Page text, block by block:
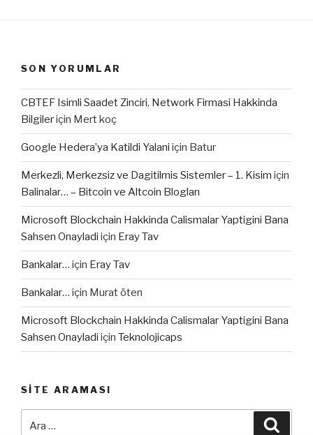
SON YORUMLAR
CBTEF Isimli Saadet Zinciri, Network Firmasi Hakkinda
Bilgileriçin Mert koç
Google Hedera’ya Katildi Yalani için Batur
Merkezli, Merkezsiz ve Dagitilmis Sistemler – 1. Kisim için
Balinalar… – Bitcoin ve Altcoin Blogları
Microsoft Blockchain Hakkinda Calismalar Yaptigini Bana
Sahsen Onayladi için Eray Tav
Bankalar… için Eray Tav
Bankalar… için Murat öten
Microsoft Blockchain Hakkinda Calismalar Yaptigini Bana
Sahsen Onayladi için Teknolojicaps
SITE ARAMASI